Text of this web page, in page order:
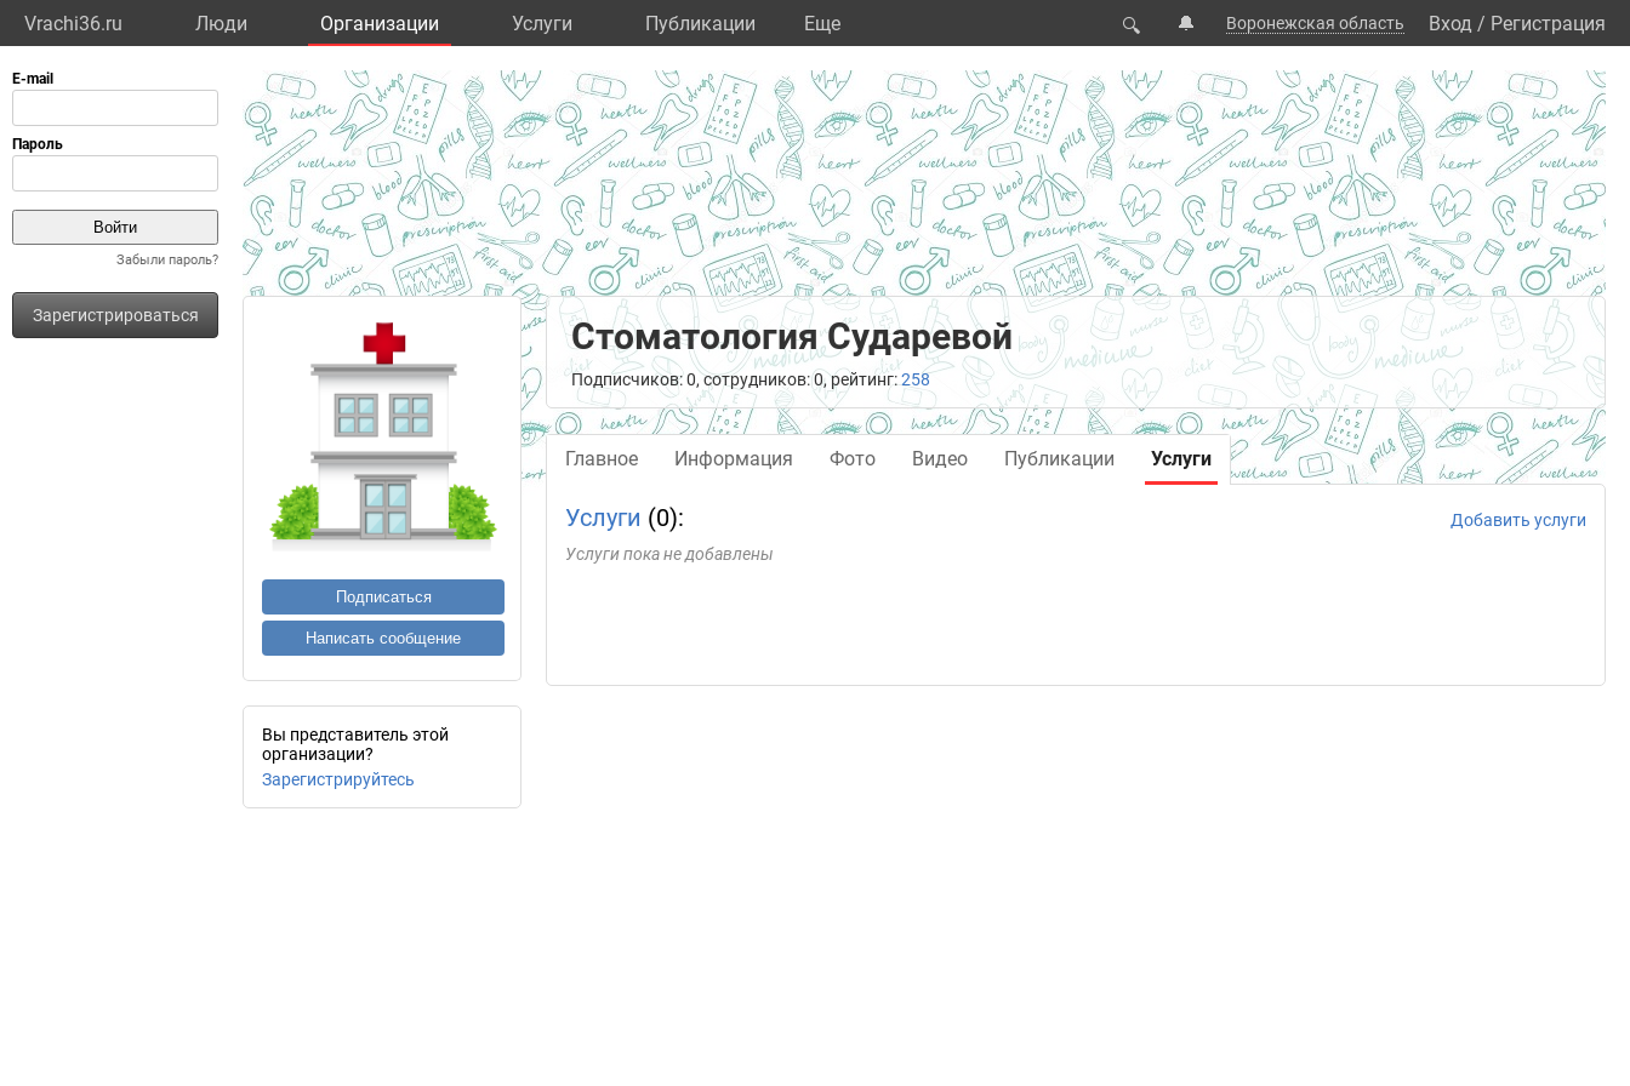
Vrachi36.ru Люди Организации Услуги Публикации Eще 🔍 🔔 Воронежская область Вход / Регистрация
Забыли пароль?
Зарегистрироваться
Подписаться
Написать сообщение
Вы представитель этой
организации?
Зарегистрируйтесь
Стоматология Сударевой
Подписчиков: 0, сотрудников: 0, рейтинг:258
Главное Информация Фото Видео Публикации Услуги
Услуги (0):
Добавить услуги
Услуги пока не добавлены